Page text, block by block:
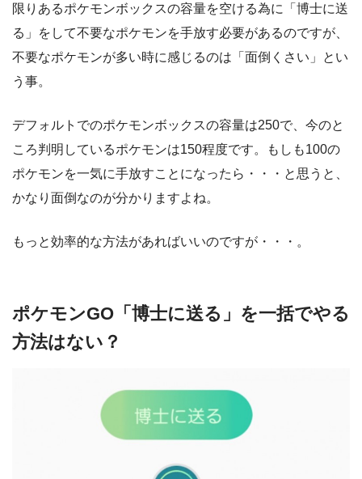
限りあるポケモンボックスの容量を空ける為に「博士に送
る」をして不要なポケモンを手放す必要があるのですが、
不要なポケモンが多い時に感じるのは「面倒くさい」とい
う事。
デフォルトでのポケモンボックスの容量は250で、今のと
ころ判明しているポケモンは150程度です。もしも100の
ポケモンを一気に手放すことになったら・・・と思うと、
かなり面倒なのが分かりますよね。
もっと効率的な方法があればいいのですが・・・。
ポケモンGO「博士に送る」を一括でやる
方法はない？